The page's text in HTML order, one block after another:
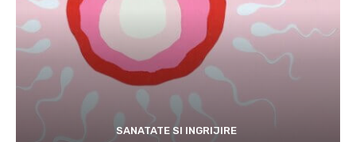
SANATATE SI INGRIJIRE